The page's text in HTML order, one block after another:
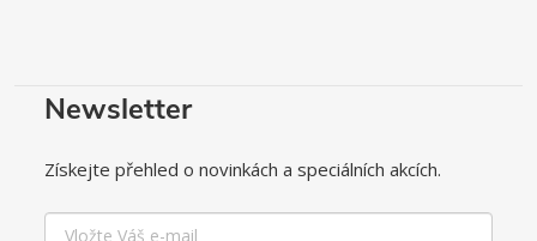
Newsletter
Získejte přehled o novinkách a speciálních akcích.